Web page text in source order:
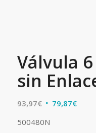
Válvula
sin
93,97€ El
original
79,87€El
500480N